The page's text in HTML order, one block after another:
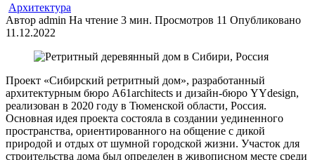
Архитектура
Автор admin На чтение 3 мин. Просмотров 11 Опубликовано
11.12.2022
Проект «Сибирский ретритный дом», разработанный
архитектурным бюро A61architects и дизайн-бюро YYdesign,
реализован в 2020 году в Тюменской области, Россия.
Основная идея проекта состояла в создании уединенного
пространства, ориентированного на общение с дикой
природой и отдых от шумной городской жизни. Участок для
строительства дома был определен в живописном месте среди